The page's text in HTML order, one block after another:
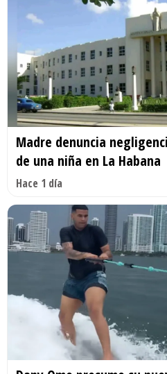
Madre denuncia
de una niña en La Habana
Hace 1 día